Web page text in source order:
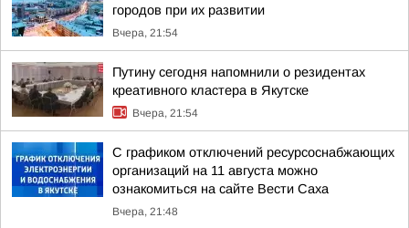
городов при их развитии
Вчера, 21:54
Путину сегодня напомнили о резидентах
креативного кластера в Якутске
Вчера, 21:54
С графиком отключений ресурсоснабжающих
организаций на 11 августа можно
ознакомиться на сайте Вести Саха
Вчера, 21:48